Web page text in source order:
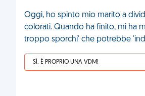
Oggi, ho spinto mio marito a
colorati. Quando ha finito, mi ha
troppo sporchi' che potrebbe
SÌ, È PROPRIO UNA VDM!